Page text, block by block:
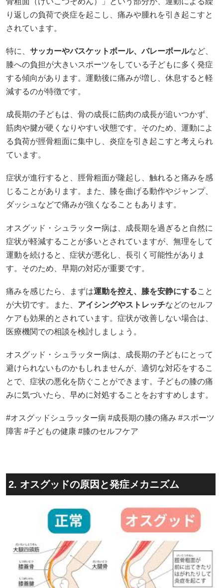
り返しの負荷で炎症を起こし、痛みや腫れを引き起こすと
されています。
特に、 サッカーやバスケットボール、バレーボールなど、
膝への負担が大きいスポーツをしている子どもに多く発症
する傾向があります。​運動後に痛みが増し、休息すると軽
減するのが特徴です。​
成長期の子どもは、骨の成長に筋肉の成長が追いつかず、
筋肉や腱が硬くなりやすい状態です。​そのため、運動によ
る負荷が脛骨粗面に集中し、炎症を引き起こすと考えられ
ています。
症状が進行すると、脛骨粗面が隆起し、触れると痛みを感
じることがあります。​また、膝を曲げる動作やジャンプ、
ダッシュなどで痛みが強くなることもあります。
オスグッド・シュラッター病は、成長期を過ぎると自然に
症状が軽減することが多いとされていますが、無理をして
運動を続けると、症状が悪化し、長引く可能性がありま
す。​そのため、早期の対応が重要です。​
痛みを感じたら、まずは運動を控え、膝を安静にすること
が大切です。​また、 アイシングやストレッチなどのセルフ
ケアも効果的とされています。​症状が改善しない場合は、
医療機関での相談を検討しましょう。​
オスグッド・シュラッター病は、成長期の子どもにとって
避けられないものかもしれませんが、適切な対応をするこ
とで、症状の悪化を防ぐことができます。​子どもの膝の痛
みに気づいたら、早めに対処することをおすすめします。​
#オスグッドシュラッター病 #成長期の膝の痛み #スポーツ
障害 #子どもの健康 #膝のセルフケア
2. オスグッドの原因と発症メカニズム